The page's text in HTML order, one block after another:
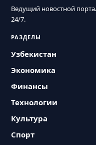
Ведущий новостной
24/7.
РАЗДЕЛЫ
Узбекистан
Экономика
Финансы
Технологии
Культура
Спорт